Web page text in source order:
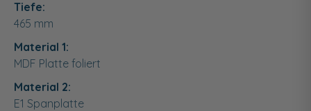
Tiefe:
465 mm
Material 1:
MDF Platte foliert
Material 2:
E1 Spanplatte